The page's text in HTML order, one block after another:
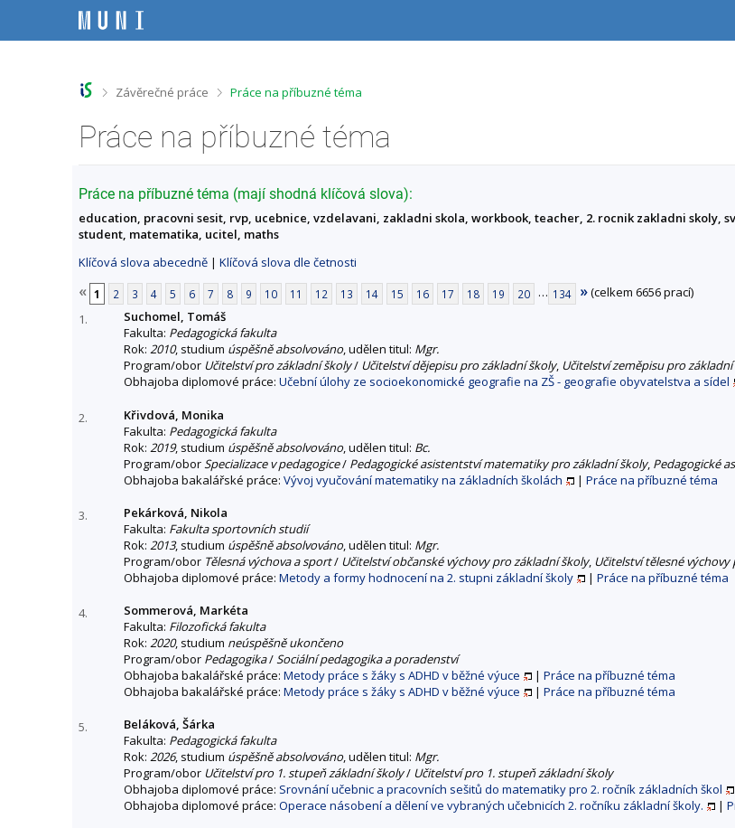
e
e
e
e
>Závěrečné práce >
Práce na příbuzné téma
Práce na příbuzné téma
Práce na příbuzné téma (mají shodná klíčová slova):
education, pracovni sesit, rvp, ucebnice, vzdelavani, zakladni skola, workbook, teacher, 2. rocnik zakladni skoly,
student, matematika, ucitel, maths
Klíčová slova abecedně | Klíčová slova dle četnosti
« 1 2 3 4 5 6 7 8 9 10 11 12 13 14 15 16 17 18 19 20 … 134 »(celkem 6656 prací)
1.
Suchomel, Tomáš
Fakulta: Pedagogická fakulta
Rok: 2010, studium úspěšně absolvováno, udělen titul: Mgr.
Program/obor Učitelství pro základní školy/ Učitelství dějepisu pro základní školy, Učitelství zeměpisu pro
Obhajoba diplomové práce: Učební úlohy ze socioekonomické geografie na ZŠ - geografie obyvatelstva a sídel
2.
Křivdová, Monika
Fakulta: Pedagogická fakulta
Rok: 2019, studium úspěšně absolvováno, udělen titul: Bc.
Program/oborSpecializace v pedagogice/ Pedagogické asistentství matematiky pro základní školy, Pedagogické
Obhajoba bakalářské práce: Vývoj vyučování matematiky na základních školách | Práce na příbuzné téma
3.
Pekárková, Nikola
Fakulta: Fakulta sportovních studií
Rok: 2013, studium úspěšně absolvováno, udělen titul: Mgr.
Program/obor Tělesná výchova a sport/ Učitelství občanské výchovy pro základní školy, Učitelství tělesné
Obhajoba diplomové práce: Metody a formy hodnocení na 2. stupni základní školy | Práce na příbuzné téma
4.
Sommerová, Markéta
Fakulta: Filozofická fakulta
Rok: 2020, studium neúspěšně ukončeno
Program/obor Pedagogika/Sociální pedagogika a poradenství
Obhajoba bakalářské práce: Metody práce s žáky s ADHD v běžné výuce | Práce na příbuzné téma
Obhajoba bakalářské práce: Metody práce s žáky s ADHD v běžné výuce | Práce na příbuzné téma
5.
Beláková, Šárka
Fakulta: Pedagogická fakulta
Rok: 2026, studium úspěšně absolvováno, udělen titul: Mgr.
Program/obor Učitelství pro 1. stupeň základní školy/ Učitelství pro 1. stupeň základní školy
Obhajoba diplomové práce: Srovnání učebnic a pracovních sešitů do matematiky pro 2. ročník základních škol
Obhajoba diplomové práce: Operace násobení a dělení ve vybraných učebnicích 2. ročníku základní školy. |